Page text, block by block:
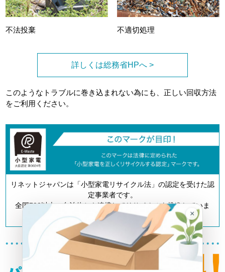
不法投棄 不適切処理
詳しくは総務省HPへ >
このようなトラブルに巻き込まれない為にも、正しい回収方法
をご利用ください。
リネットジャパンは「小型家電リサイクル法」の認定を受けた認
定事業者です。
全国700以上の自治体とも連携してリサイクルを推進していま
す。
×